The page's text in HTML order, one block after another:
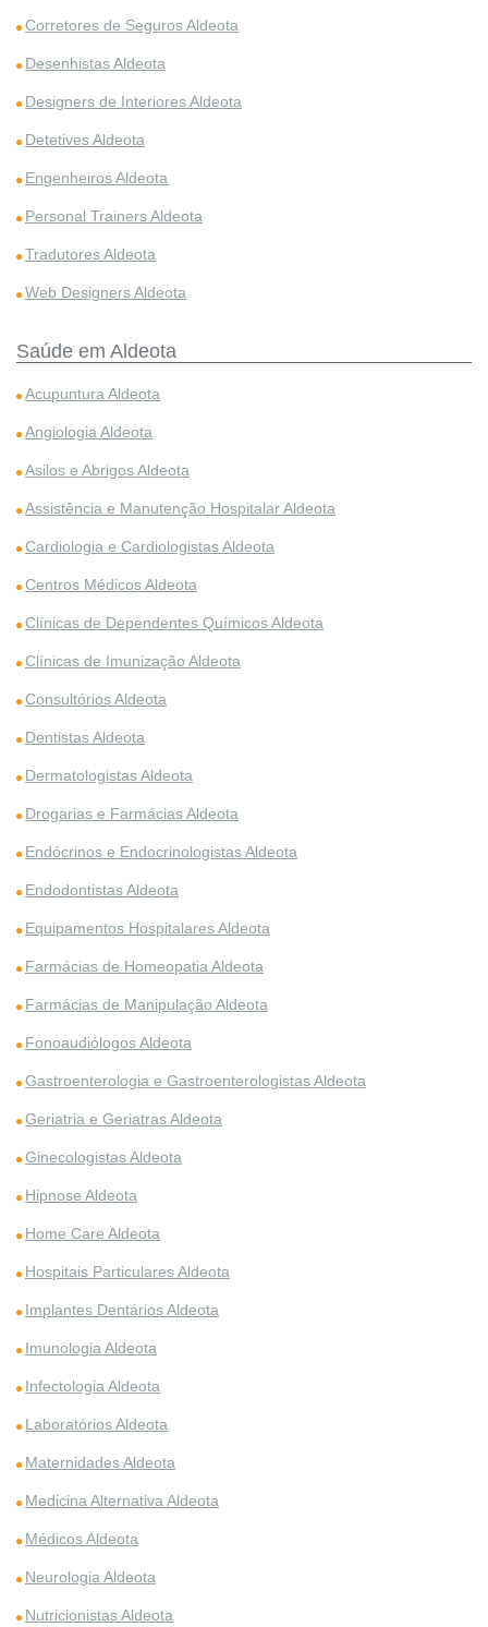
Corretores de Seguros Aldeota
Desenhistas Aldeota
Designers de Interiores Aldeota
Detetives Aldeota
Engenheiros Aldeota
Personal Trainers Aldeota
Tradutores Aldeota
Web Designers Aldeota
Saúde em Aldeota
Acupuntura Aldeota
Angiologia Aldeota
Asilos e Abrigos Aldeota
Assistência e Manutenção Hospitalar Aldeota
Cardiologia e Cardiologistas Aldeota
Centros Médicos Aldeota
Clínicas de Dependentes Químicos Aldeota
Clínicas de Imunização Aldeota
Consultórios Aldeota
Dentistas Aldeota
Dermatologistas Aldeota
Drogarias e Farmácias Aldeota
Endócrinos e Endocrinologistas Aldeota
Endodontistas Aldeota
Equipamentos Hospitalares Aldeota
Farmácias de Homeopatia Aldeota
Farmácias de Manipulação Aldeota
Fonoaudiólogos Aldeota
Gastroenterologia e Gastroenterologistas Aldeota
Geriatria e Geriatras Aldeota
Ginecologistas Aldeota
Hipnose Aldeota
Home Care Aldeota
Hospitais Particulares Aldeota
Implantes Dentários Aldeota
Imunologia Aldeota
Infectologia Aldeota
Laboratórios Aldeota
Maternidades Aldeota
Medicina Alternativa Aldeota
Médicos Aldeota
Neurologia Aldeota
Nutricionistas Aldeota